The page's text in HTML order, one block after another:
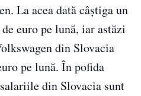
La acea dată câştiga un
euro pe lună, iar astăzi
din Slovacia
pe lună. În pofida
din Slovacia sunt